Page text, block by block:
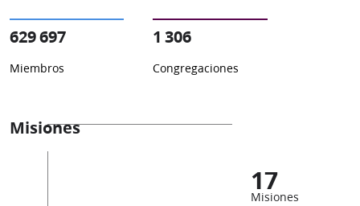
629 697
Miembros
1 306
Congregaciones
Misiones
17
Misiones